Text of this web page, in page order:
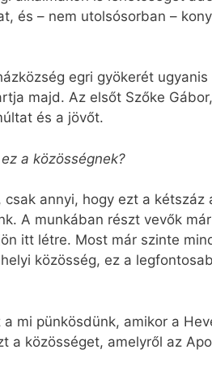
és – nem utolsósorban –
egri gyökerét
majd. Az elsőt Szőke
és a jövőt.
a közösségnek?
annyi, hogy ezt a kétszáz
A munkában részt vevők
itt létre. Most már szinte
közösség, ez a
mi pünkösdünk, amikor a
a közösséget, amelyről az